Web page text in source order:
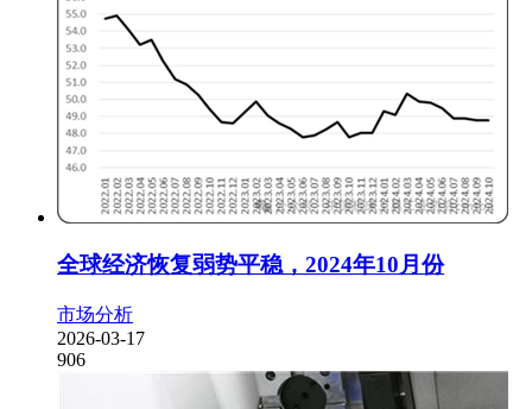
全球经济恢复弱势平稳，2024年10月份
市场分析
2026-03-17
906